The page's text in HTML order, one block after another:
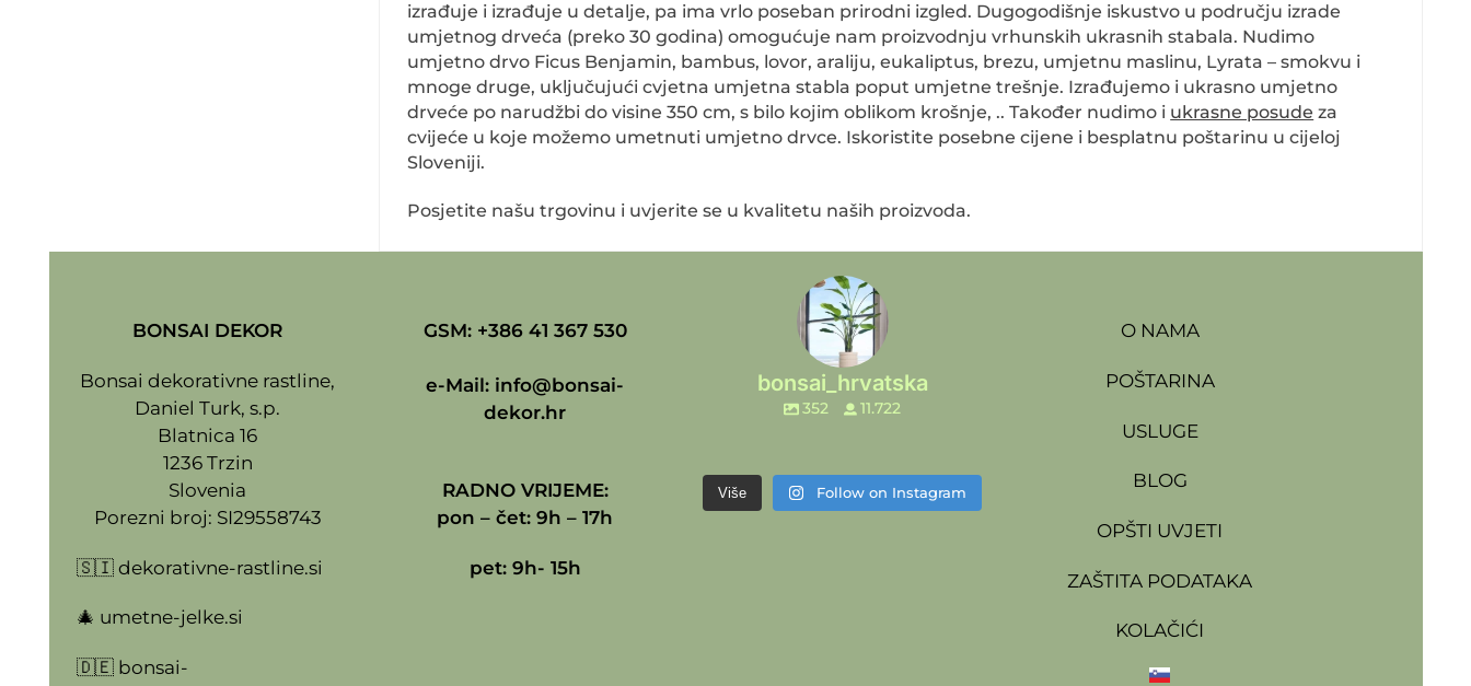
izrađuje i izrađuje u detalje, pa ima vrlo poseban prirodni izgled. Dugogodišnje iskustvo u području izrade
umjetnog drveća (preko 30 godina) omogućuje nam proizvodnju vrhunskih ukrasnih stabala. Nudimo
umjetno drvo Ficus Benjamin, bambus, lovor, araliju, eukaliptus, brezu, umjetnu maslinu, Lyrata – smokvu i
mnoge druge, uključujući cvjetna umjetna stabla poput umjetne trešnje. Izrađujemo i ukrasno umjetno
drveće po narudžbi do visine 350 cm, s bilo kojim oblikom krošnje, .. Također nudimo i ukrasne posude za
cvijeće u koje možemo umetnuti umjetno drvce. Iskoristite posebne cijene i besplatnu poštarinu u cijeloj
Sloveniji.
Posjetite našu trgovinu i uvjerite se u kvalitetu naših proizvoda.
BONSAI DEKOR
Bonsai dekorativne rastline,
Daniel Turk, s.p.
Blatnica 16
1236 Trzin
Slovenia
Porezni broj: SI29558743
🇸🇮 dekorativne-rastline.si
🎄 umetne-jelke.si
🇩🇪 bonsai-
GSM: +386 41 367 530
e-Mail: info@bonsai-
dekor.hr
RADNO VRIJEME:
pon – čet: 9h – 17h
pet: 9h- 15h
bonsai_hrvatska
352 11.722
Više Follow on Instagram
O NAMA
POŠTARINA
USLUGE
BLOG
OPŠTI UVJETI
ZAŠTITA PODATAKA
KOLAČIĆI